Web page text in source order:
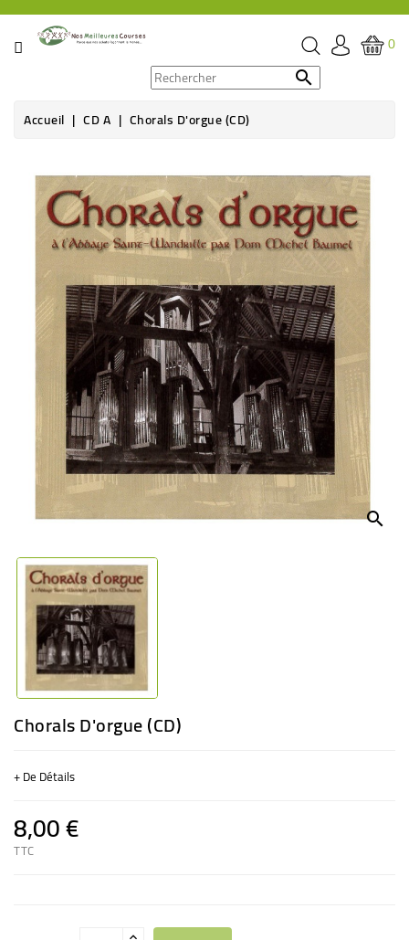
CATÉGORIE
ÉPICERIE
THÉ,
CAFÉ
BOISSON
HYGIÈNE
SOINS
SANTÉ
BIEN-
BÉBÉ
CULTUREL
0

Accueil CD A
Chorals D'orgue (CD)
search
Chorals D'orgue (CD)
+ De Détails
8,00 €
TTC